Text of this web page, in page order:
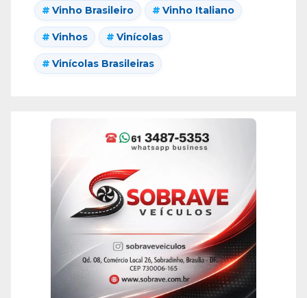
Vinho Brasileiro Vinho Italiano
Vinhos Vinícolas
Vinícolas Brasileiras